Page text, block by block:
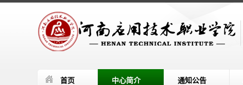
首页 中心简介 通知公告